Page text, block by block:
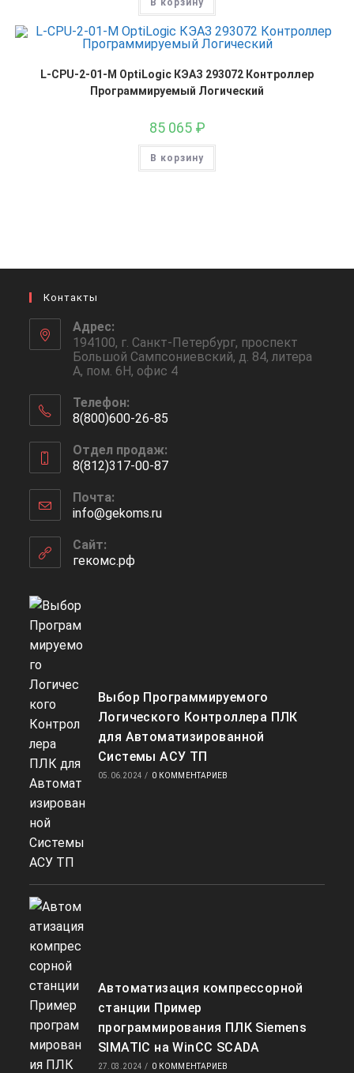
L-CPU-2-01-M OptiLogic КЭАЗ 293072 Контроллер
Программируемый Логический
85 065 ₽
В корзину
Контакты
Адрес:
194100, г. Санкт-Петербург, проспект
Большой Сампсониевский, д. 84, литера
А, пом. 6Н, офис 4
Телефон:
8(800)600-26-85
в
вашем
приложении
Отдел продаж:
8(812)317-00-87
в
вашем
приложении
Почта:
info@gekoms.ruОткроется
Сайт:
гекомс.рф
Выбор Программируемого
Логического Контроллера ПЛК
для Автоматизированной
Системы АСУ ТП
05.06.2024 / 0 КОММЕНТАРИЕВ
Автоматизация компрессорной
станции Пример
программирования ПЛК Siemens
SIMATIC на WinCC SCADA
27.03.2024 / 0 КОММЕНТАРИЕВ